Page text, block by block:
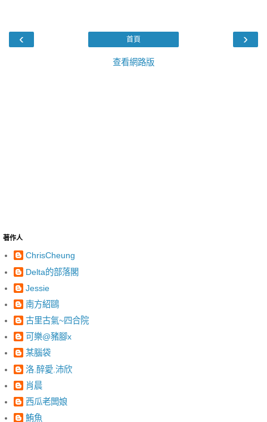
‹ ›
首頁
查看網路版
著作人
ChrisCheung
Delta的部落閣
Jessie
南方紹鷗
古里古氣~四合院
可樂@豬腳x
某腦袋
洛.醉愛.沛欣
肖晨
西瓜老闆娘
鮪魚